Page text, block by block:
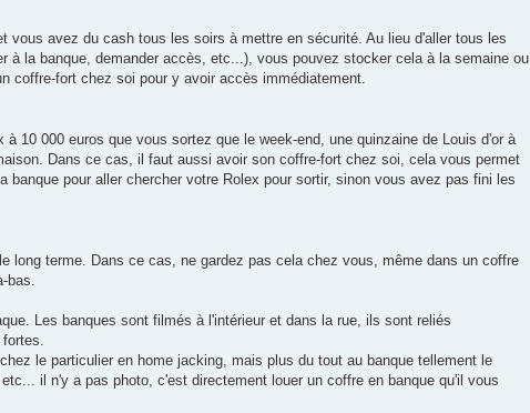
avez du cash tous les soirs à mettre en sécurité. Au lieu d'aller tous les
à la banque, demander accès, etc...), vous pouvez stocker cela à la semaine ou
coffre-fort chez soi pour y avoir accès immédiatement.
10 000 euros que vous sortez que le week-end, une quinzaine de Louis d'or à
Dans ce cas, il faut aussi avoir son coffre-fort chez soi, cela vous permet
pour aller chercher votre Rolex pour sortir, sinon vous avez pas fini les
long terme. Dans ce cas, ne gardez pas cela chez vous, même dans un coffre
Les banques sont filmés à l'intérieur et dans la rue, ils sont reliés
le particulier en home jacking, mais plus du tout au banque tellement le
il n'y a pas photo, c'est directement louer un coffre en banque qu'il vous